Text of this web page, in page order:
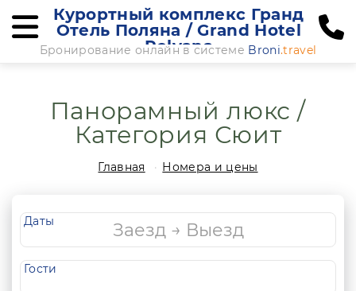
Курортный комплекс Гранд
Отель Поляна / Grand Hotel
Polyana
Бронирование онлайн в системе Broni.travel
Панорамный люкс /
Категория Сюит
Главная Номера и цены
Даты
Гости